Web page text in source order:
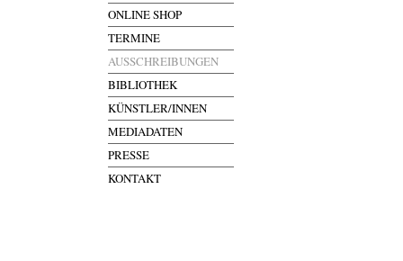
ONLINE SHOP
TERMINE
AUSSCHREIBUNGEN
BIBLIOTHEK
KÜNSTLER/INNEN
MEDIADATEN
PRESSE
KONTAKT